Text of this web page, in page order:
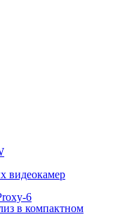
видеокамер
6
в компактном